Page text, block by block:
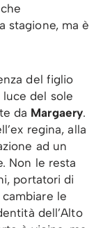
stagione, ma è
del figlio
del sole
da Margaery.
regina, alla
ad un
Non le resta
portatori di
le
dell’Alto